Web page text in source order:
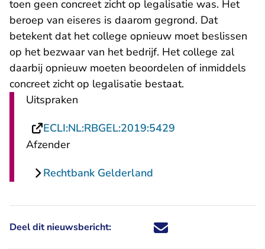
toen geen concreet zicht op legalisatie was. Het
beroep van eiseres is daarom gegrond. Dat
betekent dat het college opnieuw moet beslissen
op het bezwaar van het bedrijf. Het college zal
daarbij opnieuw moeten beoordelen of inmiddels
concreet zicht op legalisatie bestaat.
Uitspraken
ECLI:NL:RBGEL:2019:5429
Afzender
Rechtbank Gelderland
Deel dit nieuwsbericht: Deel dit nieuwsbericht via X -
Deel dit nieuwsbericht via
Deel dit nieuwsbericht
Deel dit